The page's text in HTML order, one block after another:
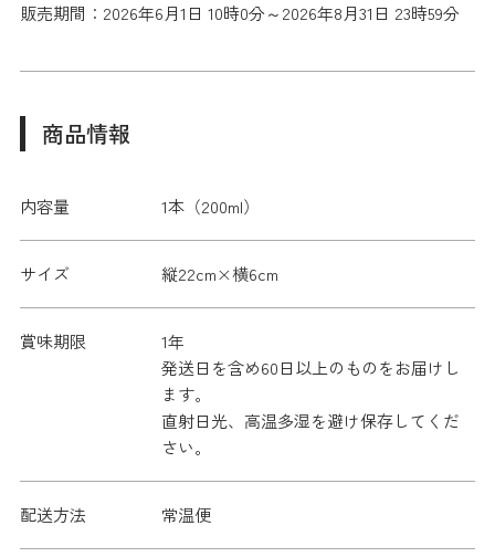
販売期間：2026年6月1日 10時0分～2026年8月31日 23時59分
商品情報
内容量 1本（200ml）
サイズ 縦22cm×横6cm
賞味期限
1年
発送日を含め60日以上のものをお届けし
ます。
直射日光、高温多湿を避け保存してくだ
さい。
配送方法 常温便